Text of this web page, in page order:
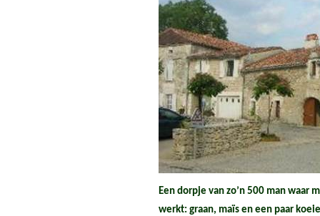
Een dorpje van zo’n 500 man waar
werkt: graan, maïs en een paar